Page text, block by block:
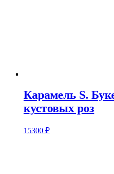
Карамель S.
кустовых роз
15300 ₽